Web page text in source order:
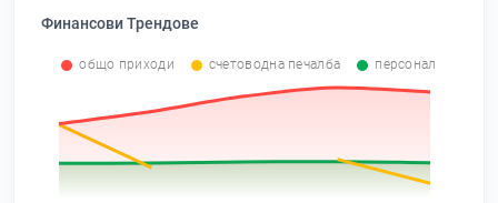
Финансови Трендове
общо приходи счетоводна печалба персонал